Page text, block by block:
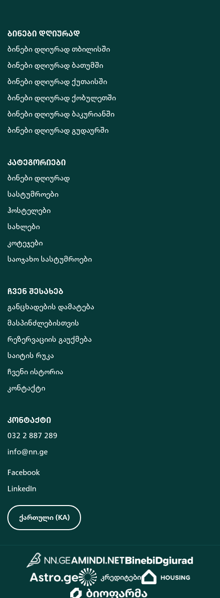
ბინები დღიურად
ბინები დღიურად თბილისში
ბინები დღიურად ბათუმში
ბინები დღიურად ქუთაისში
ბინები დღიურად ქობულეთში
ბინები დღიურად ბაკურიანში
ბინები დღიურად გუდაურში
კატეგორიები
ბინები დღიურად
სასტუმროები
ჰოსტელები
სახლები
კოტეჯები
საოჯახო სასტუმროები
ჩვენ შესახებ
განცხადების დამატება
მასპინძლებისთვის
რეზერვაციის გაუქმება
საიტის რუკა
ჩვენი ისტორია
კონტაქტი
კონტაქტი
032 2 887 289
info@nn.ge
Facebook
LinkedIn
ქართული (KA)